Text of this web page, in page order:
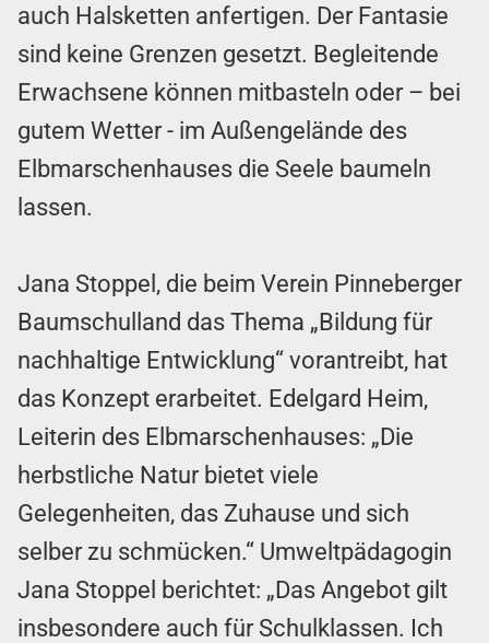
auch Halsketten anfertigen. Der Fantasie
sind keine Grenzen gesetzt. Begleitende
Erwachsene können mitbasteln oder – bei
gutem Wetter - im Außengelände des
Elbmarschenhauses die Seele baumeln
lassen.
Jana Stoppel, die beim Verein Pinneberger
Baumschulland das Thema „Bildung für
nachhaltige Entwicklung“ vorantreibt, hat
das Konzept erarbeitet. Edelgard Heim,
Leiterin des Elbmarschenhauses: „Die
herbstliche Natur bietet viele
Gelegenheiten, das Zuhause und sich
selber zu schmücken.“ Umweltpädagogin
Jana Stoppel berichtet: „Das Angebot gilt
insbesondere auch für Schulklassen. Ich